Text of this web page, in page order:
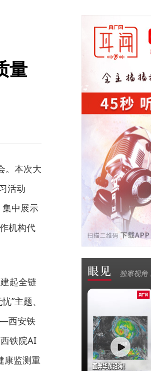
量
。本次大
活动
集中展示
机构代
起全链
”主题、
—西安铁
铁院AI
康监测重